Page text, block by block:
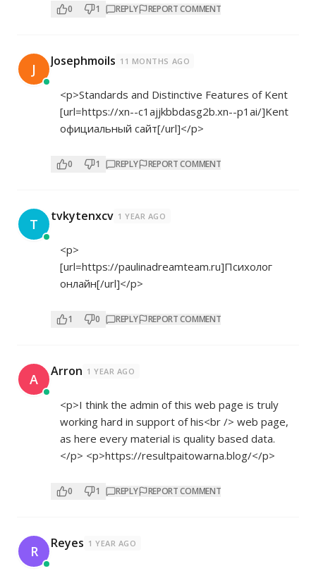
0 1 REPLY REPORT COMMENT
J Josephmoils 11 MONTHS AGO
<p>Standards and Distinctive Features of Kent
[url=https://xn--c1ajjkbbdasg2b.xn--p1ai/]Kent
официальный сайт[/url]</p>
0 1 REPLY REPORT COMMENT
T tvkytenxcv 1 YEAR AGO
<p>
[url=https://paulinadreamteam.ru]Психолог
онлайн[/url]</p>
1 0 REPLY REPORT COMMENT
A Arron 1 YEAR AGO
<p>I think the admin of this web page is truly
working hard in support of his<br /> web page,
as here every material is quality based data.
</p> <p>https://resultpaitowarna.blog/</p>
0 1 REPLY REPORT COMMENT
R Reyes 1 YEAR AGO